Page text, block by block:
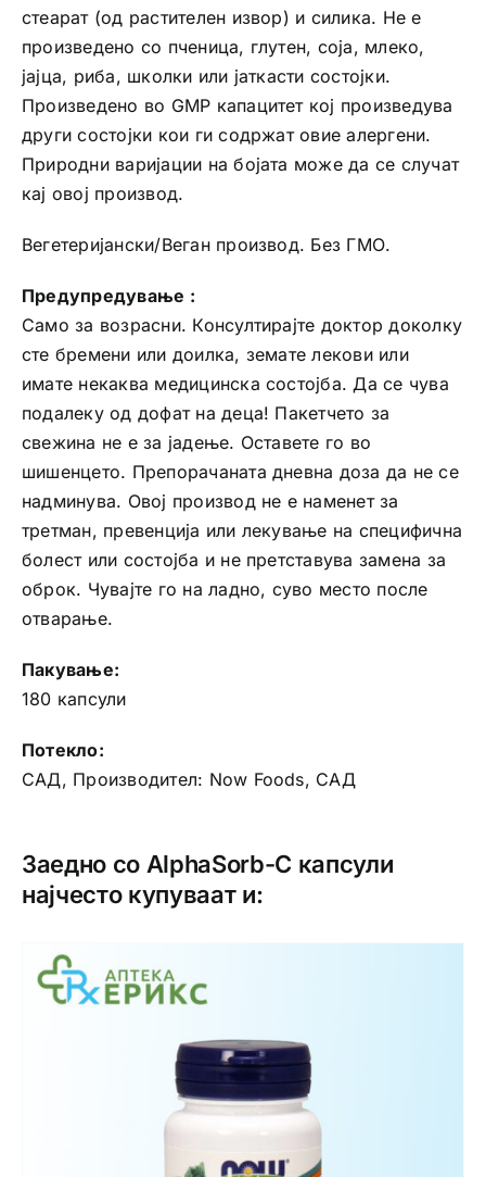
стеарат (од растителен извор) и силика. Не е
произведено со пченица, глутен, соја, млеко,
јајца, риба, школки или јаткасти состојки.
Произведено во GMP капацитет кој произведува
други состојки кои ги содржат овие алергени.
Природни варијации на бојата може да се случат
кај овој производ.
Вегетеријански/Веган производ. Без ГМО.
Предупредување :
Само за возрасни. Консултирајте доктор доколку
сте бремени или доилка, земате лекови или
имате некаква медицинска состојба. Да се чува
подалеку од дофат на деца! Пакетчето за
свежина не е за јадење. Оставете го во
шишенцето. Препорачаната дневна доза да не се
надминува. Овој производ не е наменет за
третман, превенција или лекување на специфична
болест или состојба и не претставува замена за
оброк. Чувајте го на ладно, суво место после
отварање.
Пакување:
180 капсули
Потекло:
САД, Производител: Now Foods, САД
Заедно со AlphaSorb-C капсули
најчесто купуваат и: